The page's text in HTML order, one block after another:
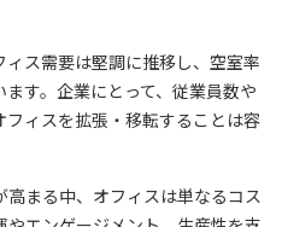
ス需要は堅調に推移し、空室率
す。企業にとって、従業員数や
ィスを拡張・移転することは容
まる中、オフィスは単なるコス